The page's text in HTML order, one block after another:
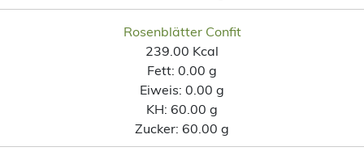
Rosenblätter Confit
239.00 Kcal
Fett: 0.00 g
Eiweis: 0.00 g
KH: 60.00 g
Zucker: 60.00 g